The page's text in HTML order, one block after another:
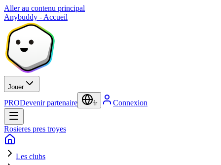
Aller au contenu principal
Anybuddy - Accueil
Jouer
PRODevenir partenaire fr Connexion
Rosieres pres troyes
Les clubs